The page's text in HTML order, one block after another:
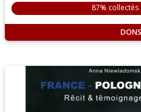
87% collectés
DONS